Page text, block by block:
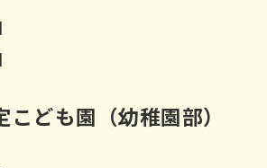
ども園（幼稚園部）